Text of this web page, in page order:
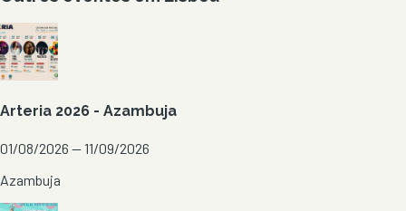
Arteria 2026 - Azambuja
01/08/2026 — 11/09/2026
Azambuja